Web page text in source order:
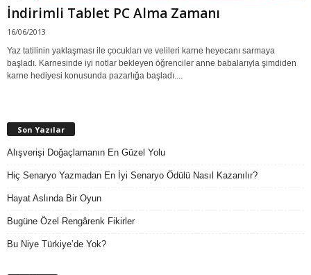
İndirimli Tablet PC Alma Zamanı
16/06/2013
Yaz tatilinin yaklaşması ile çocukları ve velileri karne heyecanı sarmaya
başladı. Karnesinde iyi notlar bekleyen öğrenciler anne babalarıyla şimdiden
karne hediyesi konusunda pazarlığa başladı....
Son Yazılar
Alışverişi Doğaçlamanın En Güzel Yolu
Hiç Senaryo Yazmadan En İyi Senaryo Ödülü Nasıl Kazanılır?
Hayat Aslında Bir Oyun
Bugüne Özel Rengârenk Fikirler
Bu Niye Türkiye’de Yok?